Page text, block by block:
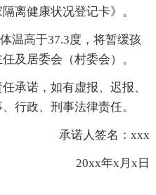
离健康状况登记卡》。
温高于37.3度，将暂缓孩
及居委会（村委会）。
承诺，如有虚报、迟报、
行政、刑事法律责任。
承诺人签名：xxx
20xx年x月x日